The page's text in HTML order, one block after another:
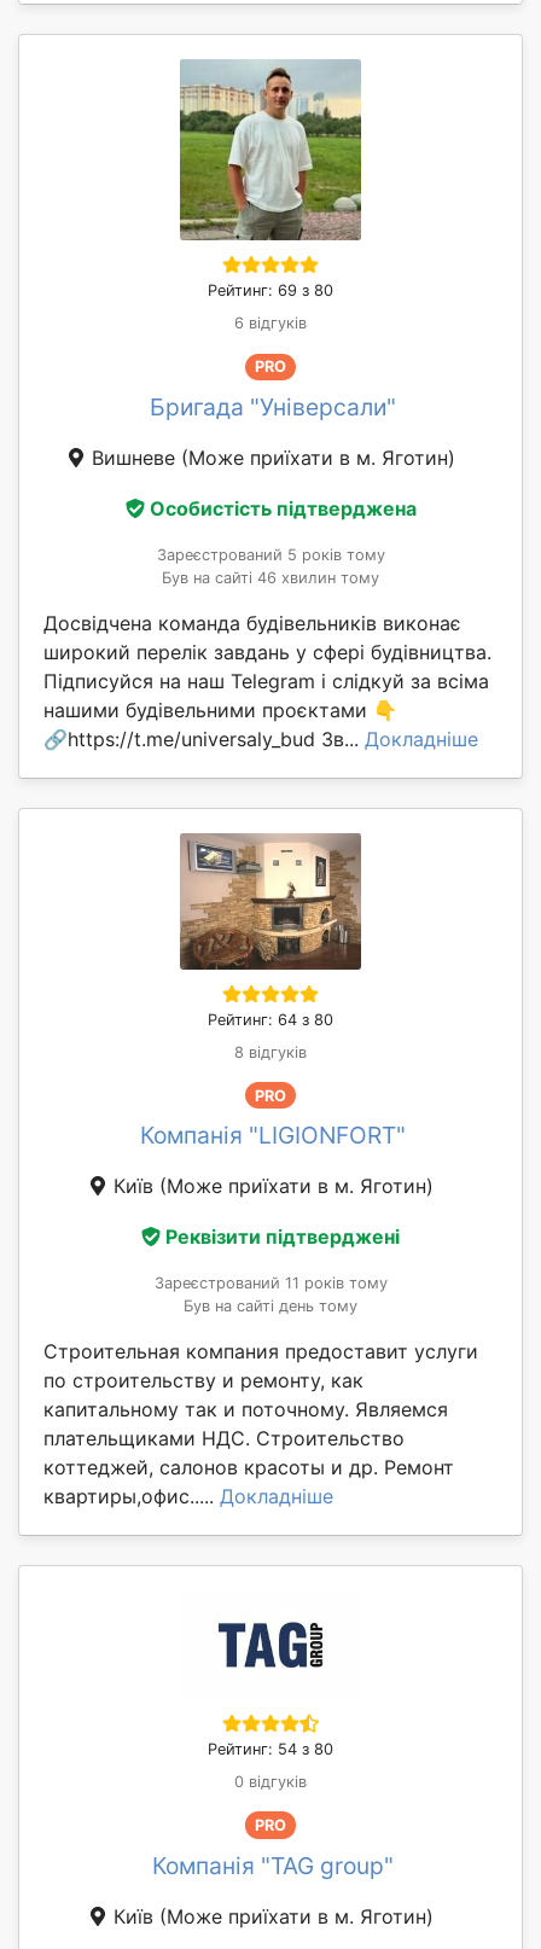
Рейтинг: 69 з 80
6 відгуків
PRO
Бригада "Універсали"
Вишневе (Може приїхати в м. Яготин)
Особистість підтверджена
Зареєстрований 5 років тому
Був на сайті 46 хвилин тому
Досвідчена команда будівельників виконає
широкий перелік завдань у сфері будівництва.
Підписуйся на наш Telegram і слідкуй за всіма
нашими будівельними проєктами 👇
🔗https://t.me/universaly_bud Зв... Докладніше
Рейтинг: 64 з 80
8 відгуків
PRO
Компанія "LIGIONFORT"
Київ (Може приїхати в м. Яготин)
Реквізити підтверджені
Зареєстрований 11 років тому
Був на сайті день тому
Строительная компания предоставит услуги
по строительству и ремонту, как
капитальному так и поточному. Являемся
плательщиками НДС. Строительство
коттеджей, салонов красоты и др. Ремонт
квартиры,офис..... Докладніше
Рейтинг: 54 з 80
0 відгуків
PRO
Компанія "TAG group"
Київ (Може приїхати в м. Яготин)